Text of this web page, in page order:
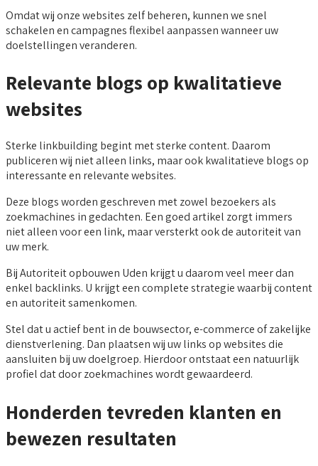
Omdat wij onze websites zelf beheren, kunnen we snel
schakelen en campagnes flexibel aanpassen wanneer uw
doelstellingen veranderen.
Relevante blogs op kwalitatieve
websites
Sterke linkbuilding begint met sterke content. Daarom
publiceren wij niet alleen links, maar ook kwalitatieve blogs op
interessante en relevante websites.
Deze blogs worden geschreven met zowel bezoekers als
zoekmachines in gedachten. Een goed artikel zorgt immers
niet alleen voor een link, maar versterkt ook de autoriteit van
uw merk.
Bij Autoriteit opbouwen Uden krijgt u daarom veel meer dan
enkel backlinks. U krijgt een complete strategie waarbij content
en autoriteit samenkomen.
Stel dat u actief bent in de bouwsector, e-commerce of zakelijke
dienstverlening. Dan plaatsen wij uw links op websites die
aansluiten bij uw doelgroep. Hierdoor ontstaat een natuurlijk
profiel dat door zoekmachines wordt gewaardeerd.
Honderden tevreden klanten en
bewezen resultaten